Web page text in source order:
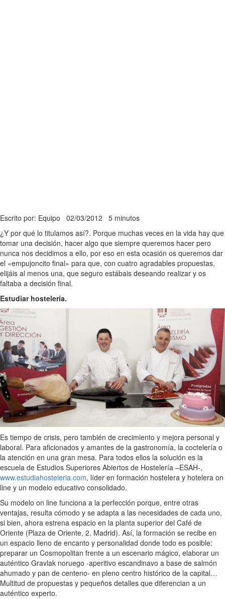
Escrito por: Equipo 02/03/2012 5 minutos
¿Y por qué lo titulamos así?. Porque muchas veces en la vida hay que
tomar una decisión, hacer algo que siempre queremos hacer pero
nunca nos decidimos a ello, por eso en esta ocasión os queremos dar
el «empujoncito final» para que, con cuatro agradables propuestas,
elijáis al menos una, que seguro estábais deseando realizar y os
faltaba a decisión final.
Estudiar hostelería.
Es tiempo de crisis, pero también de crecimiento y mejora personal y
laboral. Para aficionados y amantes de la gastronomía, la coctelería o
la atención en una gran mesa. Para todos ellos la solución es la
escuela de Estudios Superiores Abiertos de Hostelería –ESAH-,
www.estudiahosteleria.com, líder en formación hostelera y hotelera on
line y un modelo educativo consolidado.
Su modelo on line funciona a la perfección porque, entre otras
ventajas, resulta cómodo y se adapta a las necesidades de cada uno,
si bien, ahora estrena espacio en la planta superior del Café de
Oriente (Plaza de Oriente, 2. Madrid). Así, la formación se recibe en
un espacio lleno de encanto y personalidad donde todo es posible:
preparar un Cosmopolitan frente a un escenario mágico, elaborar un
auténtico Gravlak noruego -aperitivo escandinavo a base de salmón
ahumado y pan de centeno- en pleno centro histórico de la capital…
Multitud de propuestas y pequeños detalles que diferencian a un
auténtico experto.